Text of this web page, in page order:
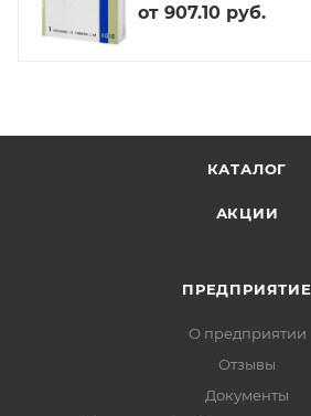
от 907.10 руб.
КАТАЛОГ
АКЦИИ
ПРЕДПРИЯТИЕ
О предприятии
Отзывы
Документы